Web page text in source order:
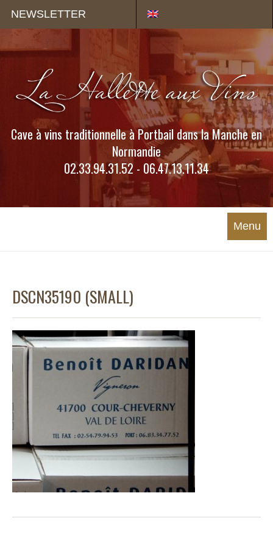
NEWSLETTER
Cave à vins traditionnelle à Portbail dans la Manche en
Normandie
02.33.94.31.52 - 06.47.13.11.34
Menu
DSCN35190 (SMALL)
Panneau de gestion des cookies